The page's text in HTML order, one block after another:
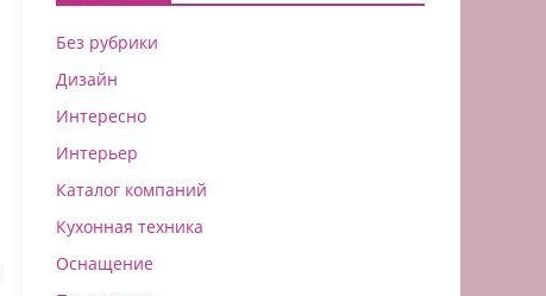
Без рубрики
Дизайн
Интересно
Интерьер
Каталог компаний
Кухонная техника
Оснащение